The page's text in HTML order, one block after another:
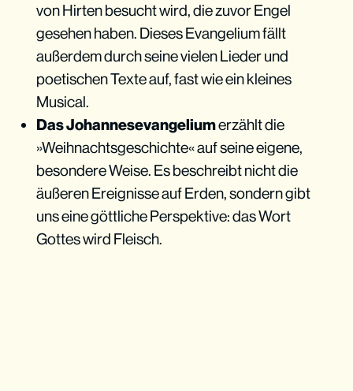
von Hirten besucht wird, die zuvor Engel
gesehen haben. Dieses Evangelium fällt
außerdem durch seine vielen Lieder und
poetischen Texte auf, fast wie ein kleines
Musical.
Das Johannesevangeliumerzählt die
»Weihnachtsgeschichte« auf seine eigene,
besondere Weise. Es beschreibt nicht die
äußeren Ereignisse auf Erden, sondern gibt
uns eine göttliche Perspektive: das Wort
Gottes wird Fleisch.